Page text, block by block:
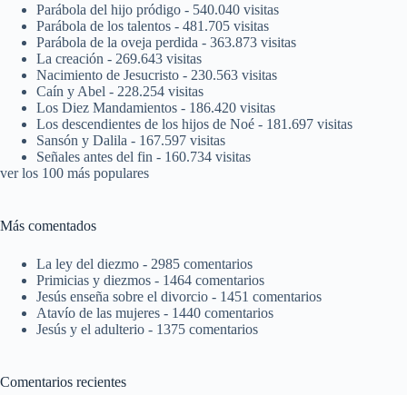
Parábola del hijo pródigo - 540.040 visitas
Parábola de los talentos - 481.705 visitas
Parábola de la oveja perdida - 363.873 visitas
La creación - 269.643 visitas
Nacimiento de Jesucristo - 230.563 visitas
Caín y Abel - 228.254 visitas
Los Diez Mandamientos - 186.420 visitas
Los descendientes de los hijos de Noé - 181.697 visitas
Sansón y Dalila - 167.597 visitas
Señales antes del fin - 160.734 visitas
ver los 100 más populares
Más comentados
La ley del diezmo - 2985 comentarios
Primicias y diezmos - 1464 comentarios
Jesús enseña sobre el divorcio - 1451 comentarios
Atavío de las mujeres - 1440 comentarios
Jesús y el adulterio - 1375 comentarios
Comentarios recientes